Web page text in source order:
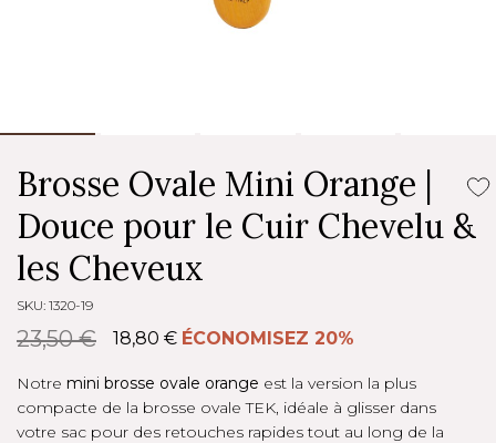
Brosse Ovale Mini Orange |
Douce pour le Cuir Chevelu &
les Cheveux
SKU: 1320-19
23,50 € 18,80 € ÉCONOMISEZ 20%
Notre mini brosse ovale orange est la version la plus
compacte de la brosse ovale TEK, idéale à glisser dans
votre sac pour des retouches rapides tout au long de la